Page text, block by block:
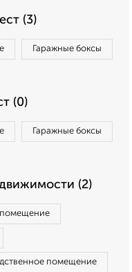
(3)
Гаражные боксы
(0)
Гаражные боксы
(2)
помещение